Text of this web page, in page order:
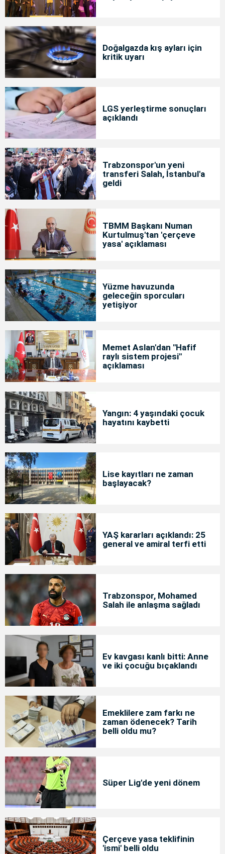
Doğalgazda kış ayları için
kritik uyarı
LGS yerleştirme sonuçları
açıklandı
Trabzonspor'un yeni
transferi Salah, İstanbul'a
geldi
TBMM Başkanı Numan
Kurtulmuş'tan 'çerçeve
yasa' açıklaması
Yüzme havuzunda
geleceğin sporcuları
yetişiyor
Memet Aslan'dan "Hafif
raylı sistem projesi"
açıklaması
Yangın: 4 yaşındaki çocuk
hayatını kaybetti
Lise kayıtları ne zaman
başlayacak?
YAŞ kararları açıklandı: 25
general ve amiral terfi etti
Trabzonspor, Mohamed
Salah ile anlaşma sağladı
Ev kavgası kanlı bitti: Anne
ve iki çocuğu bıçaklandı
Emeklilere zam farkı ne
zaman ödenecek? Tarih
belli oldu mu?
Süper Lig'de yeni dönem
Çerçeve yasa teklifinin
'ismi' belli oldu